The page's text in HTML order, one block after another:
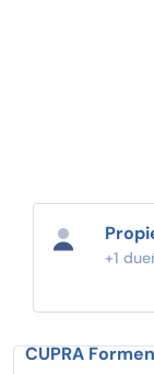
+1
CUPRA